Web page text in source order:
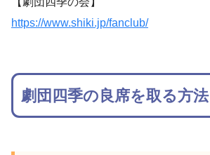
https://www.shiki.jp/fanclub/
劇団四季の良席を取る方法